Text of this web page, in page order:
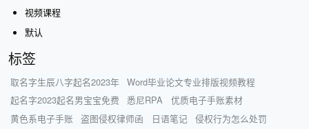
视频课程
默认
标签
取名字生辰八字起名2023年
Word毕业论文专业排版视频教程
起名字2023起名男宝宝免费
悉尼RPA
优质电子手账素材
黄色系电子手账
盗图侵权律师函 日语笔记
侵权行为怎么处罚